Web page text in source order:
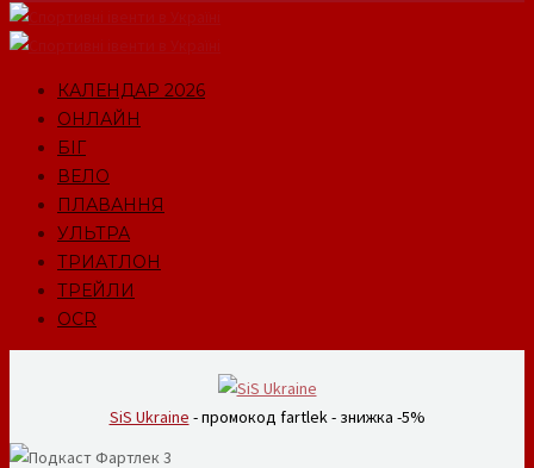
КАЛЕНДАР 2026
ОНЛАЙН
БІГ
ВЕЛО
ПЛАВАННЯ
УЛЬТРА
ТРИАТЛОН
ТРЕЙЛИ
OCR
SiS Ukraine - промокод fartlek - знижка -5%